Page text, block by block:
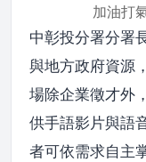
加油打
中彰投分署分署
與地方政府資源
場除企業徵才外
供手語影片與語
者可依需求自主